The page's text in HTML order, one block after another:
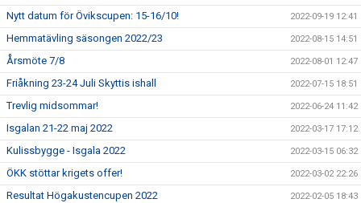
Nytt datum för Övikscupen: 15-16/10! 2022-09-19 12:41
Hemmatävling säsongen 2022/23 2022-08-15 14:51
Årsmöte 7/8 2022-08-01 12:47
Friåkning 23-24 Juli Skyttis ishall 2022-07-15 18:51
Trevlig midsommar! 2022-06-24 11:42
Isgalan 21-22 maj 2022 2022-03-17 17:12
Kulissbygge - Isgala 2022 2022-03-15 06:32
ÖKK stöttar krigets offer! 2022-03-02 22:26
Resultat Högakustencupen 2022 2022-02-05 18:43